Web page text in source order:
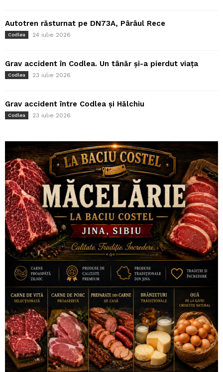
Autotren răsturnat pe DN73A, Pârâul Rece
Codlea 24 iulie 2026
Grav accident în Codlea. Un tânăr și-a pierdut viața
Codlea 23 iulie 2026
Grav accident între Codlea și Hălchiu
Codlea 23 iulie 2026